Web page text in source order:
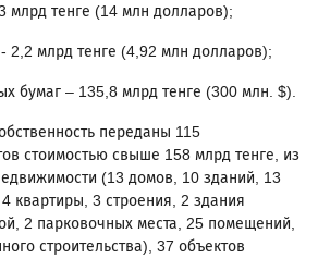
млрд тенге (14 млн долларов);
2,2 млрд тенге (4,92 млн долларов);
бумаг – 135,8 млрд тенге (300 млн. $).
переданы 115
стоимостью свыше 158 млрд тенге, из
(13 домов, 10 зданий, 13
квартиры, 3 строения, 2 здания
2 парковочных места, 25 помещений,
строительства), 37 объектов